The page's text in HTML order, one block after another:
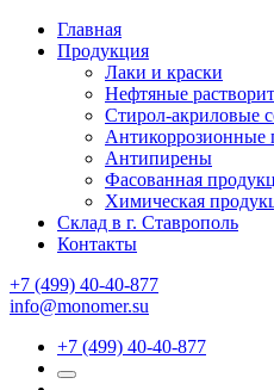
Главная
Продукция
Лаки и краски
Нефтяные
Стирол-акриловые
Антикоррозионные
Антипирены
Фасованная
Химическая
Склад в г. Ставрополь
Контакты
+7 (499) 40-40-877
info@monomer.su
+7 (499) 40-40-877